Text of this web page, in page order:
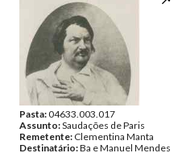
Pasta:04633.003.017
Assunto:Saudações de Paris
Remetente: Clementina Manta
Destinatário:Ba e Manuel Mendes